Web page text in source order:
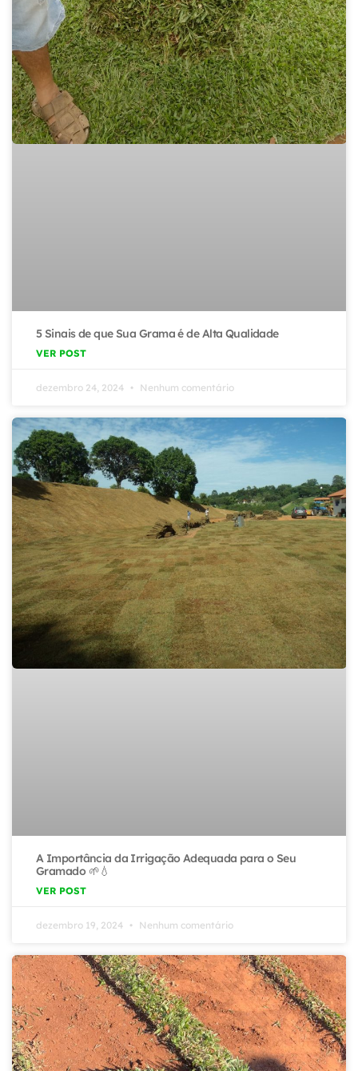
5 Sinais de que Sua Grama é de Alta Qualidade
VER POST
dezembro 24, 2024 Nenhum comentário
A Importância da Irrigação Adequada para o Seu
Gramado 🌱💧
VER POST
dezembro 19, 2024 Nenhum comentário